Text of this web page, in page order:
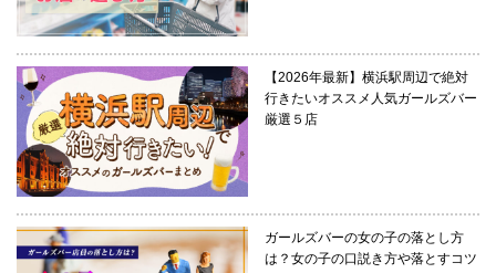
【2026年最新】横浜駅周辺で絶対
行きたいオススメ人気ガールズバー
厳選５店
ガールズバーの女の子の落とし方
は？女の子の口説き方や落とすコツ